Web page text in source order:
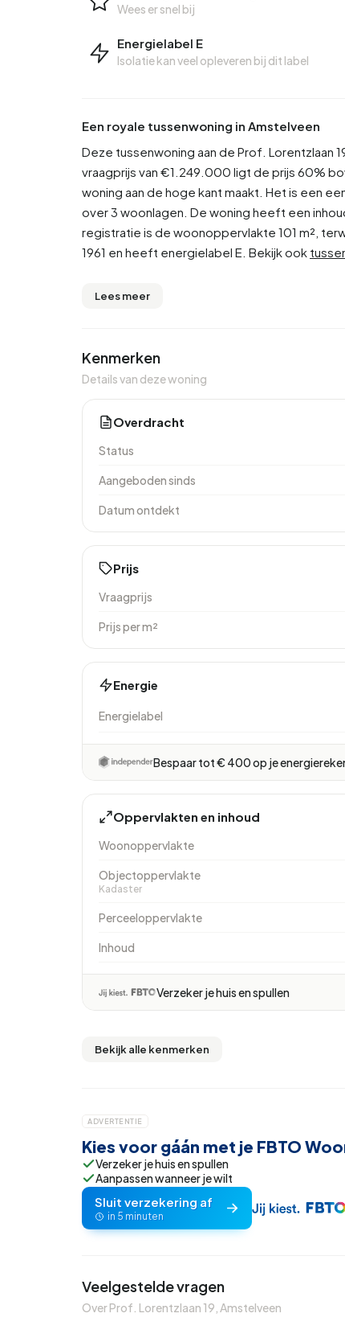
Wees er snel bij
Energielabel E
Isolatie kan veel opleveren bij dit label
Een royale tussenwoning in Amstelveen
Deze tussenwoning aan de Prof. Lorentzlaan
vraagprijs van €1.249.000 ligt de prijs 60%
woning aan de hoge kant maakt. Het is een
over 3 woonlagen. De woning heeft een
registratie is de woonoppervlakte 101 m²,
1961 en heeft energielabel E. Bekijk ook
Lees meer
Kenmerken
Details van deze woning
Overdracht
Status
Aangeboden sinds
Datum ontdekt
Prijs
Vraagprijs
Prijs per m²
Energie
Energielabel
Bespaar tot € 400 op je
Oppervlakten en inhoud
Woonoppervlakte
Objectoppervlakte
Kadaster
Perceeloppervlakte
Inhoud
Verzeker je huis en spullen
Bekijk alle kenmerken
ADVERTENTIE
Kies voor gáán met je FBTO
Verzeker je huis en spullen
Aanpassen wanneer je wilt
Sluit verzekering af
in 5 minuten
Veelgestelde vragen
Over Prof. Lorentzlaan 19, Amstelveen